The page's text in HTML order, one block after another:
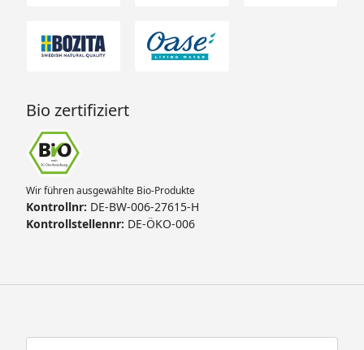
Bio zertifiziert
Wir führen ausgewählte Bio-Produkte
Kontrollnr: DE-BW-006-27615-H
Kontrollstellennr: DE-ÖKO-006